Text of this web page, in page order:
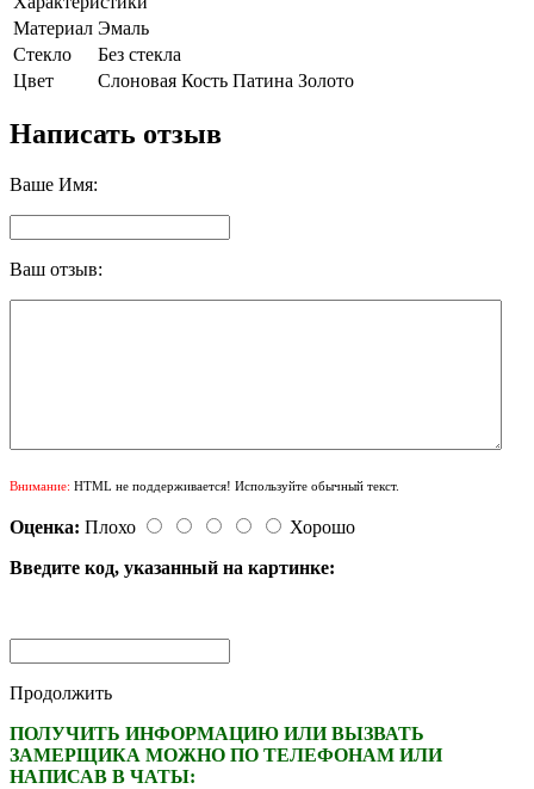
Материал Эмаль
Стекло
Без стекла
Цвет
Слоновая Кость Патина Золото
Написать отзыв
Ваше Имя:
Ваш отзыв:
Внимание: HTML не поддерживается! Используйте обычный текст.
Оценка: Плохо
Хорошо
Введите код, указанный на картинке:
Продолжить
ПОЛУЧИТЬ ИНФОРМАЦИЮ ИЛИ ВЫЗВАТЬ
ЗАМЕРЩИКА МОЖНО ПО ТЕЛЕФОНАМ ИЛИ
НАПИСАВ В ЧАТЫ: